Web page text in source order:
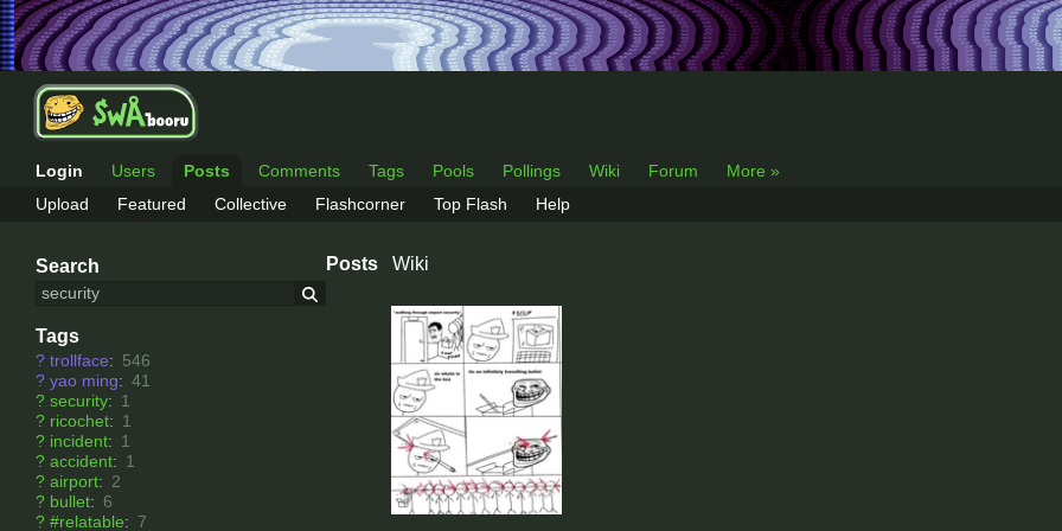
Login Users Posts Comments Tags Pools Pollings Wiki Forum
More »
Upload
Featured Collective Flashcorner Top Flash Help
Search
Tags
? trollface: 546
? yao ming: 41
? security: 1
? ricochet: 1
? incident: 1
? accident: 1
? airport: 2
? bullet: 6
? #relatable: 7
Posts Wiki